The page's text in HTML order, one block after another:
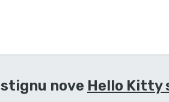
nove Hello Kitty